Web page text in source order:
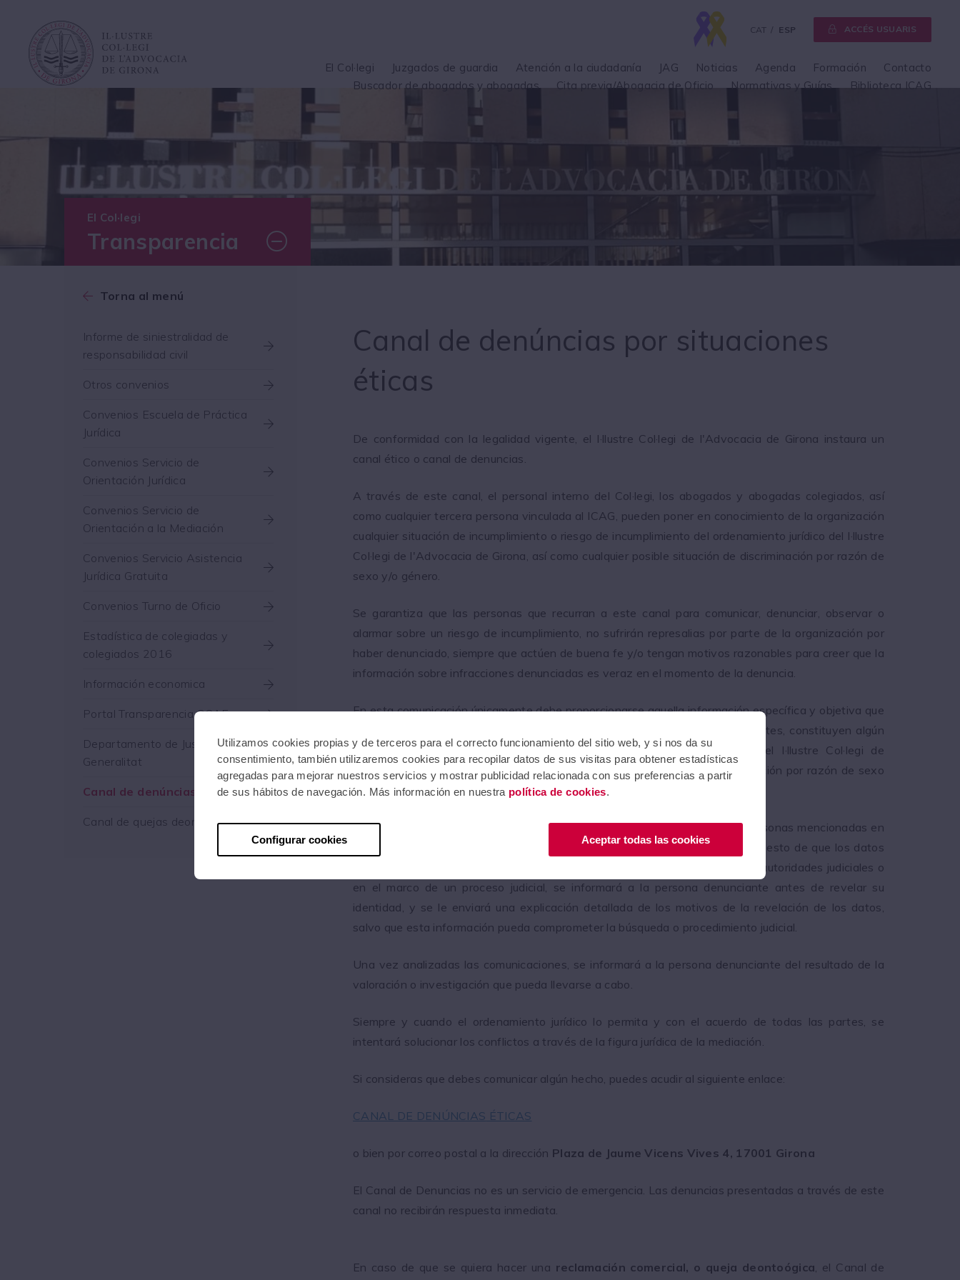
CAT ESP ACCÉS USUARIS
El Col·legi Juzgados de guardia Atención a la ciudadanía JAG Noticias Agenda Formación
Contacto
Buscador de abogados y abogadas
Cita previa/Abogacia de Oficio Normativas y Guías Biblioteca ICAG
El Col·legi
Transparencia
Torna al menú
Informe de siniestralidad de
responsabilidad civil
Otros convenios
Convenios Escuela de Práctica
Jurídica
Convenios Servicio de
Orientación Jurídica
Convenios Servicio de
Orientación a la Mediación
Convenios Servicio Asistencia
Jurídica Gratuita
Convenios Turno de Oficio
Estadística de colegiadas y
colegiados 2016
Información economica
Portal Transparencia CGAE
Departamento de Justicia
Generalitat
Canal de denúncias éticas
Canal de quejas deontológicas
Canal de denúncias por situaciones
éticas
De conformidad con la legalidad vigente, el I·llustre Col·legi de l'Advocacia de Girona instaura un
canal ético o canal de denuncias.
A través de este canal, el personal interno del Col·legi, los abogados y abogadas colegiados, así
como cualquier tercera persona vinculada al ICAG, pueden poner en conocimiento de la organización
cualquier situación de incumplimiento o riesgo de incumplimiento del ordenamiento jurídico del I·llustre
Col·legi de l'Advocacia de Girona, así como cualquier posible situación de discriminación por razón de
sexo y/o género.
Se garantiza que las personas que recurran a este canal para comunicar, denunciar, observar o
alarmar sobre un riesgo de incumplimiento, no sufrirán represalias por parte de la organización por
haber denunciado, siempre que actúen de buena fe y/o tengan motivos razonables para creer que la
información sobre infracciones denunciadas es veraz en el momento de la denuncia.
En esta comunicación únicamente debe proporcionarse aquella información específica y objetiva que
sea necesaria para poder determinar si los hechos comunicados son relevantes, constituyen algún
tipo de infracción o provocan un riesgo de incumplimiento normativo del I·llustre Col·legi de
l'Advocacia de Girona o constituyen cualquier posible situación de discriminación por razón de sexo
y/o género.
También se garantiza la confidencialidad de la persona denunciante y las personas mencionadas en
la comunicación, de conformidad con la legislación vigente. Si bien en el supuesto de que los datos
de identidad de las personas denunciantes sean requeridos por parte de las autoridades judiciales o
en el marco de un proceso judicial, se informará a la persona denunciante antes de revelar su
identidad, y se le enviará una explicación detallada de los motivos de la revelación de los datos,
salvo que esta información pueda comprometer la búsqueda o procedimiento judicial.
Una vez analizadas las comunicaciones, se informará a la persona denunciante del resultado de la
valoración o investigación que pueda llevarse a cabo.
Siempre y cuando el ordenamiento jurídico lo permita y con el acuerdo de todas las partes, se
intentará solucionar los conflictos a través de la figura jurídica de la mediación.
Si consideras que debes comunicar algún hecho, puedes acudir al siguiente enlace:
CANAL DE DENÚNCIAS ÉTICAS
o bien por correo postal a la dirección Plaza de Jaume Vicens Vives 4, 17001 Girona
El Canal de Denuncias no es un servicio de emergencia. Las denuncias presentadas a través de este
canal no recibirán respuesta inmediata.
En caso de que se quiera hacer una reclamación comercial, o queja deontoógica, el Canal de
Utilizamos cookies propias y de terceros para el correcto funcionamiento del sitio web, y si nos da su
consentimiento, también utilizaremos cookies para recopilar datos de sus visitas para obtener estadísticas
agregadas para mejorar nuestros servicios y mostrar publicidad relacionada con sus preferencias a partir
de sus hábitos de navegación. Más información en nuestra política de cookies.
Configurar cookies Aceptar todas las cookies